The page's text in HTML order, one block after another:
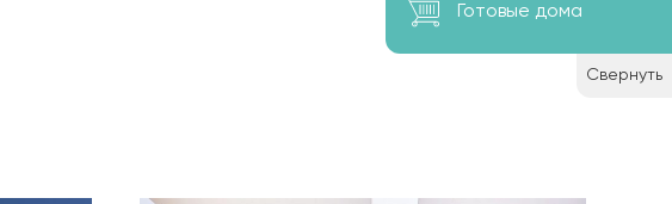
Готовые дома
Свернуть